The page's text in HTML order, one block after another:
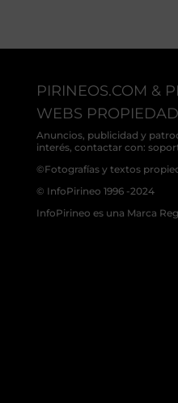
PIRINEOS.COM &
WEBS
Anuncios, publicidad y
interés, contactar con:
©Fotografías y textos
© InfoPirineo 1996 -2024
InfoPirineo es una Marca